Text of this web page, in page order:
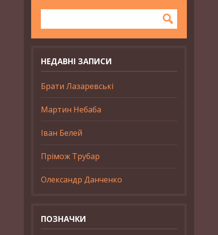
НЕДАВНІ ЗАПИСИ
Брати Лазаревські
Мартин Небаба
Іван Белей
Прімож Трубар
Олександр Данченко
ПОЗНАЧКИ